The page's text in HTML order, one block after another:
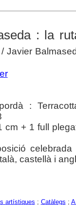
: la
Javier
:
cm + 1 full
castellà i
artístiques ; Catàlegs ;